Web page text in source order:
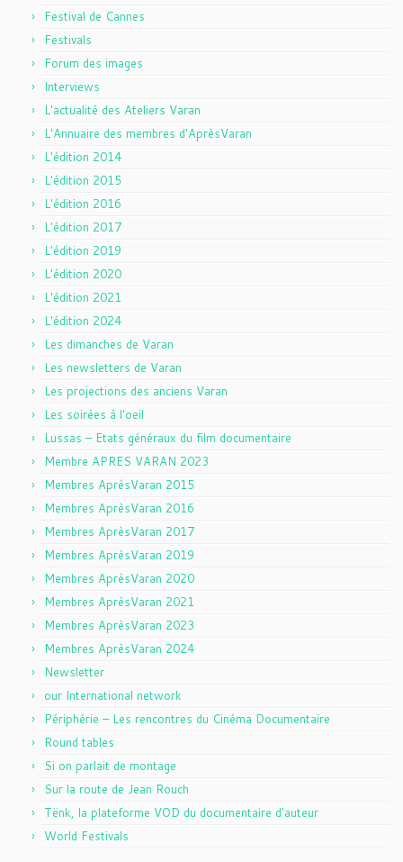
Festival de Cannes
Festivals
Forum des images
Interviews
L'actualité des Ateliers Varan
L'Annuaire des membres d'AprèsVaran
L'édition 2014
L'édition 2015
L'édition 2016
L'édition 2017
L'édition 2019
L'édition 2020
L'édition 2021
L'édition 2024
Les dimanches de Varan
Les newsletters de Varan
Les projections des anciens Varan
Les soirées à l'oeil
Lussas – Etats généraux du film documentaire
Membre APRES VARAN 2023
Membres AprèsVaran 2015
Membres AprèsVaran 2016
Membres AprèsVaran 2017
Membres AprèsVaran 2019
Membres AprèsVaran 2020
Membres AprèsVaran 2021
Membres AprèsVaran 2023
Membres AprèsVaran 2024
Newsletter
our International network
Périphérie – Les rencontres du Cinéma Documentaire
Round tables
Si on parlait de montage
Sur la route de Jean Rouch
Tënk, la plateforme VOD du documentaire d'auteur
World Festivals